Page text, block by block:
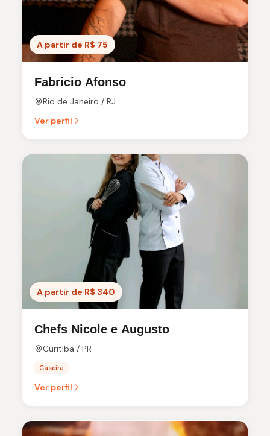
A partir de R$ 75
Fabricio Afonso
Rio de Janeiro / RJ
Ver perfil
A partir de R$ 340
Chefs Nicole e Augusto
Curitiba / PR
Caseira
Ver perfil